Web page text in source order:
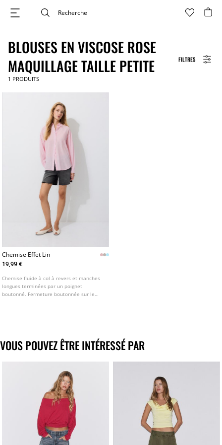
FILTRES
BLOUSES EN VISCOSE ROSE
MAQUILLAGE TAILLE PETITE
1 PRODUITS
Chemise Effet Lin
19,99 €
Chemise fluide à col à revers et manches
longues terminées par un poignet
boutonné. Fermeture boutonnée sur le
VOUS POUVEZ ÊTRE INTÉRESSÉ PAR